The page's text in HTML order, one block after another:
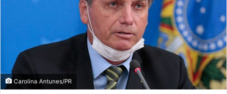
Carolina Antunes/PR